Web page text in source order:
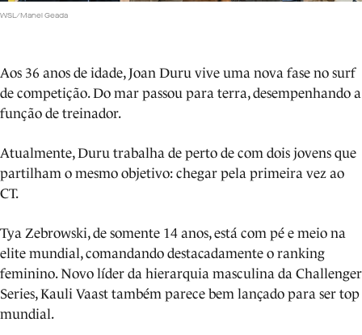
WSL/Manel Geada
Aos 36 anos de idade, Joan Duru vive uma nova fase no surf
de competição. Do mar passou para terra, desempenhando a
função de treinador.
Atualmente, Duru trabalha de perto de com dois jovens que
partilham o mesmo objetivo: chegar pela primeira vez ao
CT.
Tya Zebrowski, de somente 14 anos, está com pé e meio na
elite mundial, comandando destacadamente o ranking
feminino. Novo líder da hierarquia masculina da Challenger
Series, Kauli Vaast também parece bem lançado para ser top
mundial.